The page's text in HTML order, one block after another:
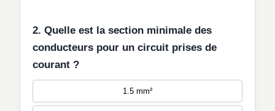
2. Quelle est la section minimale des
conducteurs pour un circuit prises de
courant ?
1.5 mm²